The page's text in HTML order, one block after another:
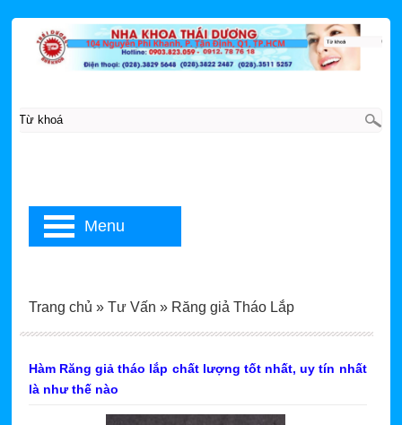
Hàm Răng giả tháo lắp chất lượng tốt nhất, uy tín nhất
là như thế nào
Trang chủ » Tư Vấn » Răng giả Tháo Lắp
Menu